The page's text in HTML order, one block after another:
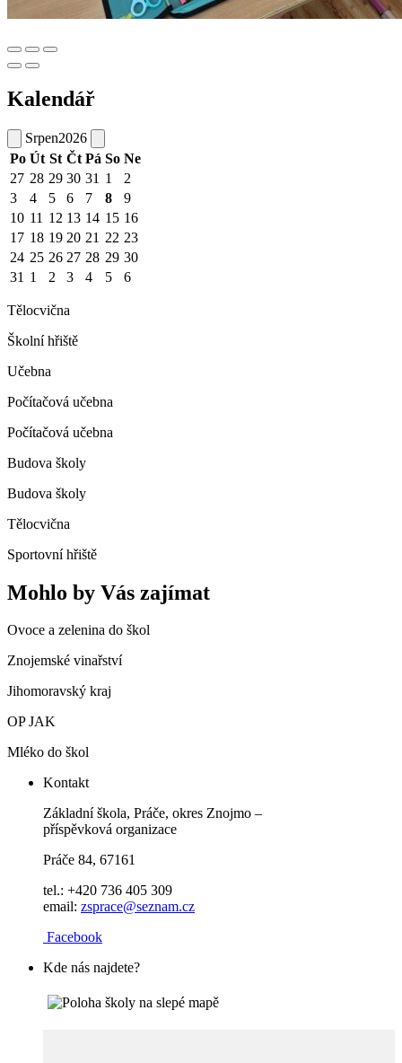
Kalendář
Srpen2026
Po Út St Čt Pá So Ne
27 28 29 30 31 1
2
3
4 5 6 7 8
9
10 11 12 13 14 15 16
17 18 19 20 21 22 23
24 25 26 27 28 29 30
31 1 2 3 4 5 6
Tělocvična
Školní hřiště
Učebna
Počítačová učebna
Počítačová učebna
Budova školy
Budova školy
Tělocvična
Sportovní hřiště
Mohlo by Vás zajímat
Ovoce a zelenina do škol
Znojemské vinařství
Jihomoravský kraj
OP JAK
Mléko do škol
Kontakt
Základní škola, Práče, okres Znojmo –
příspěvková organizace
Práče 84, 67161
tel.: +420 736 405 309
email: zsprace@seznam.cz
Facebook
Kde nás najdete?